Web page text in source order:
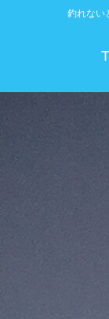
釣れない